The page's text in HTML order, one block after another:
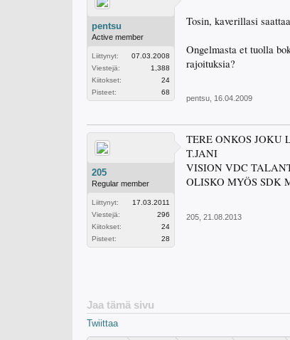
pentsu
Active member
Liittynyt:
07.03.2008
Viestejä:
1,388
Kiitokset:
24
Pisteet:
68
Tosin, kaverillasi
Ongelmasta et tuolla
rajoituksia?
pentsu 16.04.2009
205
Regular member
Liittynyt:
17.03.2011
Viestejä:
296
Kiitokset:
24
Pisteet:
28
TERE ONKOS JOKU
T.JANI
VISION VDC
OLISKO MYÖS SDK
205 21.08.2013
Jaa tämä sivu
Twiittaa